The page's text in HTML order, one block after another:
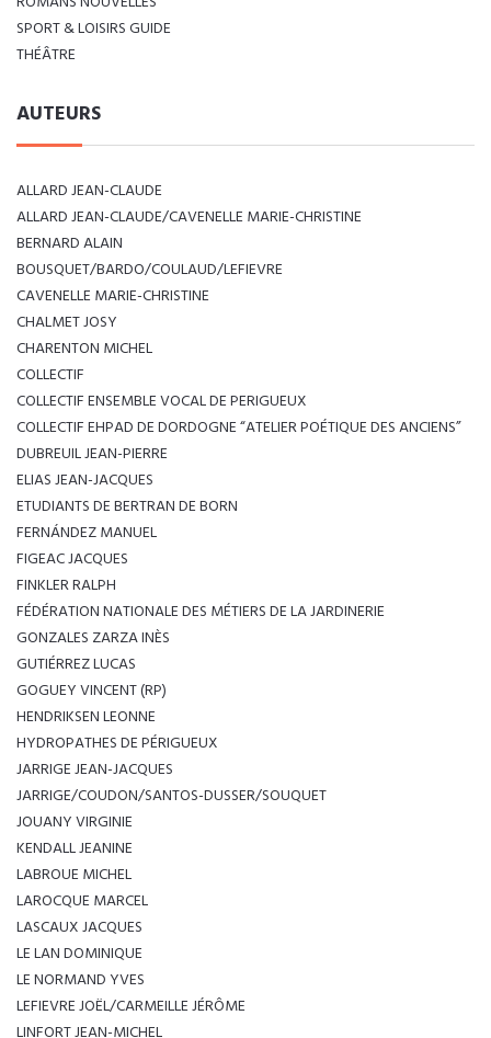
SPORT & LOISIRS GUIDE
THÉÂTRE
AUTEURS
ALLARD JEAN-CLAUDE
ALLARD JEAN-CLAUDE/CAVENELLE MARIE-CHRISTINE
BERNARD ALAIN
BOUSQUET/BARDO/COULAUD/LEFIEVRE
CAVENELLE MARIE-CHRISTINE
CHALMET JOSY
CHARENTON MICHEL
COLLECTIF
COLLECTIF ENSEMBLE VOCAL DE PERIGUEUX
COLLECTIF EHPAD DE DORDOGNE “ATELIER POÉTIQUE DES ANCIENS”
DUBREUIL JEAN-PIERRE
ELIAS JEAN-JACQUES
ETUDIANTS DE BERTRAN DE BORN
FERNÁNDEZ MANUEL
FIGEAC JACQUES
FINKLER RALPH
FÉDÉRATION NATIONALE DES MÉTIERS DE LA JARDINERIE
GONZALES ZARZA INÈS
GUTIÉRREZ LUCAS
GOGUEY VINCENT (RP)
HENDRIKSEN LEONNE
HYDROPATHES DE PÉRIGUEUX
JARRIGE JEAN-JACQUES
JARRIGE/COUDON/SANTOS-DUSSER/SOUQUET
JOUANY VIRGINIE
KENDALL JEANINE
LABROUE MICHEL
LAROCQUE MARCEL
LASCAUX JACQUES
LE LAN DOMINIQUE
LE NORMAND YVES
LEFIEVRE JOËL/CARMEILLE JÉRÔME